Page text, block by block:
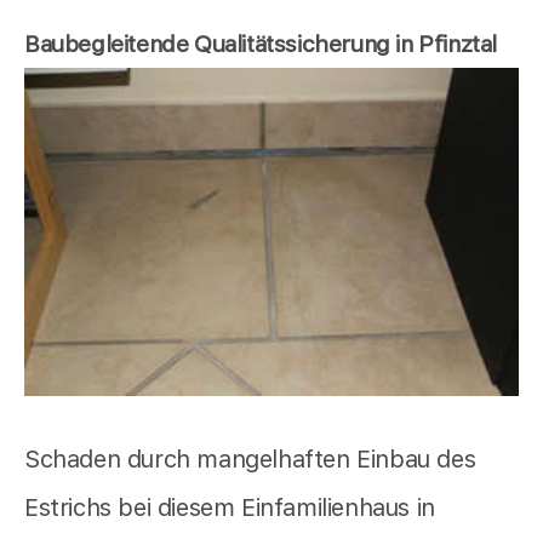
Baubegleitende Qualitätssicherung in Pfinztal
Schaden durch mangelhaften Einbau des
Estrichs bei diesem Einfamilienhaus in